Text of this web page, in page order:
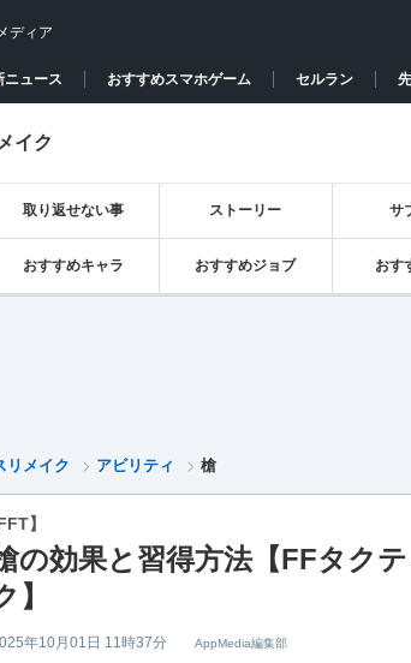
ディア
ニュース おすすめスマホゲーム セルラン
イク
取り返せない事 ストーリー サ
おすすめキャラ おすすめジョブ おす
リメイク アビリティ 槍
】
の効果と習得方法【FFタク
】
年10月01日 11時37分 AppMedia編集部